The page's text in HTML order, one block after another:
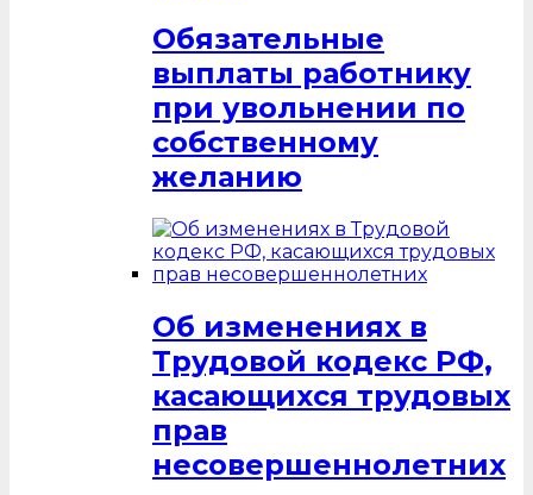
Обязательные
выплаты работнику
при увольнении по
собственному
желанию
Об изменениях в
Трудовой кодекс РФ,
касающихся трудовых
прав
несовершеннолетних